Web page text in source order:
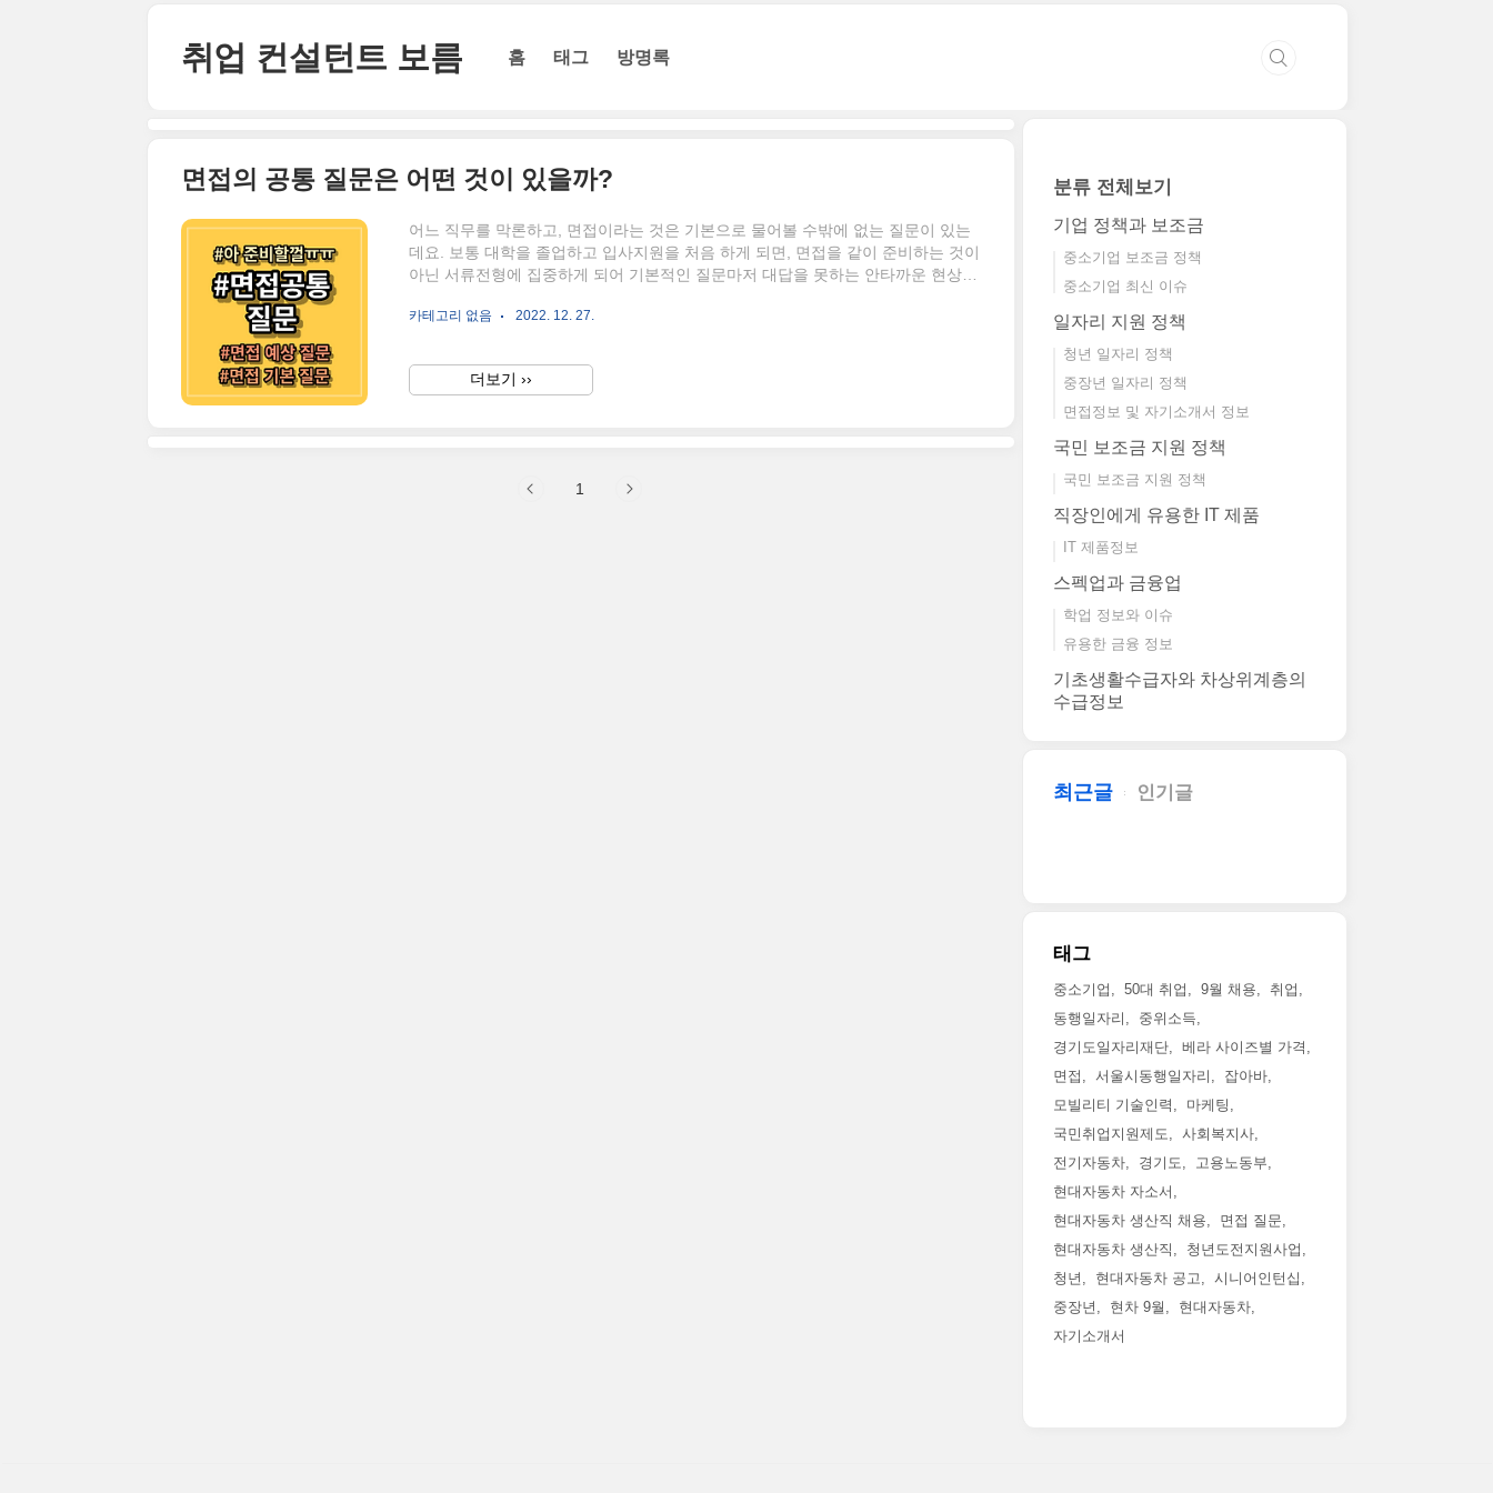
취업 컨설턴트 보름 홈 태그 방명록
면접의 공통 질문은 어떤 것이 있을까?
어느 직무를 막론하고, 면접이라는 것은 기본으로 물어볼 수밖에 없는 질문이 있는
데요. 보통 대학을 졸업하고 입사지원을 처음 하게 되면, 면접을 같이 준비하는 것이
아닌 서류전형에 집중하게 되어 기본적인 질문마저 대답을 못하는 안타까운 현상이
고는 하죠. "취업을 하겠다는 마음을 먹었다면, 면접 기본 질문에 대한 답변을 생각
무엇이 있을까?이며 이를 주제로 15가지로 정리해 보았습니다. 아래의 기본질문은
필수 질문이며 빈출 질문입니다. 어느 기업을 가든, 두 가지 이상의 면접 질문을 받
카테고리 없음 2022. 12. 27.
더보기 ››
1
분류 전체보기
기업 정책과 보조금
중소기업 보조금 정책
중소기업 최신 이슈
일자리 지원 정책
청년 일자리 정책
중장년 일자리 정책
면접정보 및 자기소개서 정보
국민 보조금 지원 정책
국민 보조금 지원 정책
직장인에게 유용한 IT 제품
IT 제품정보
스펙업과 금융업
학업 정보와 이슈
유용한 금융 정보
기초생활수급자와 차상위계층의
수급정보
최근글 인기글
태그
중소기업 50대 취업 9월 채용
취업
동행일자리
중위소득
경기도일자리재단
베라 사이즈별 가격
면접
서울시동행일자리
잡아바
모빌리티 기술인력
마케팅
국민취업지원제도
사회복지사
전기자동차
경기도
고용노동부
현대자동차 자소서
현대자동차 생산직 채용
면접 질문
현대자동차 생산직
청년도전지원사업
청년
현대자동차 공고
시니어인턴십
중장년
현차 9월
현대자동차
자기소개서